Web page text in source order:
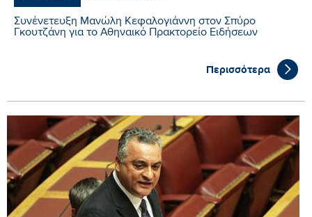
Συνένετευξη Μανώλη Κεφαλογιάννη στον Σπύρο
Γκουτζάνη για το Αθηναικό Πρακτορείο Ειδήσεων
Περισσότερα